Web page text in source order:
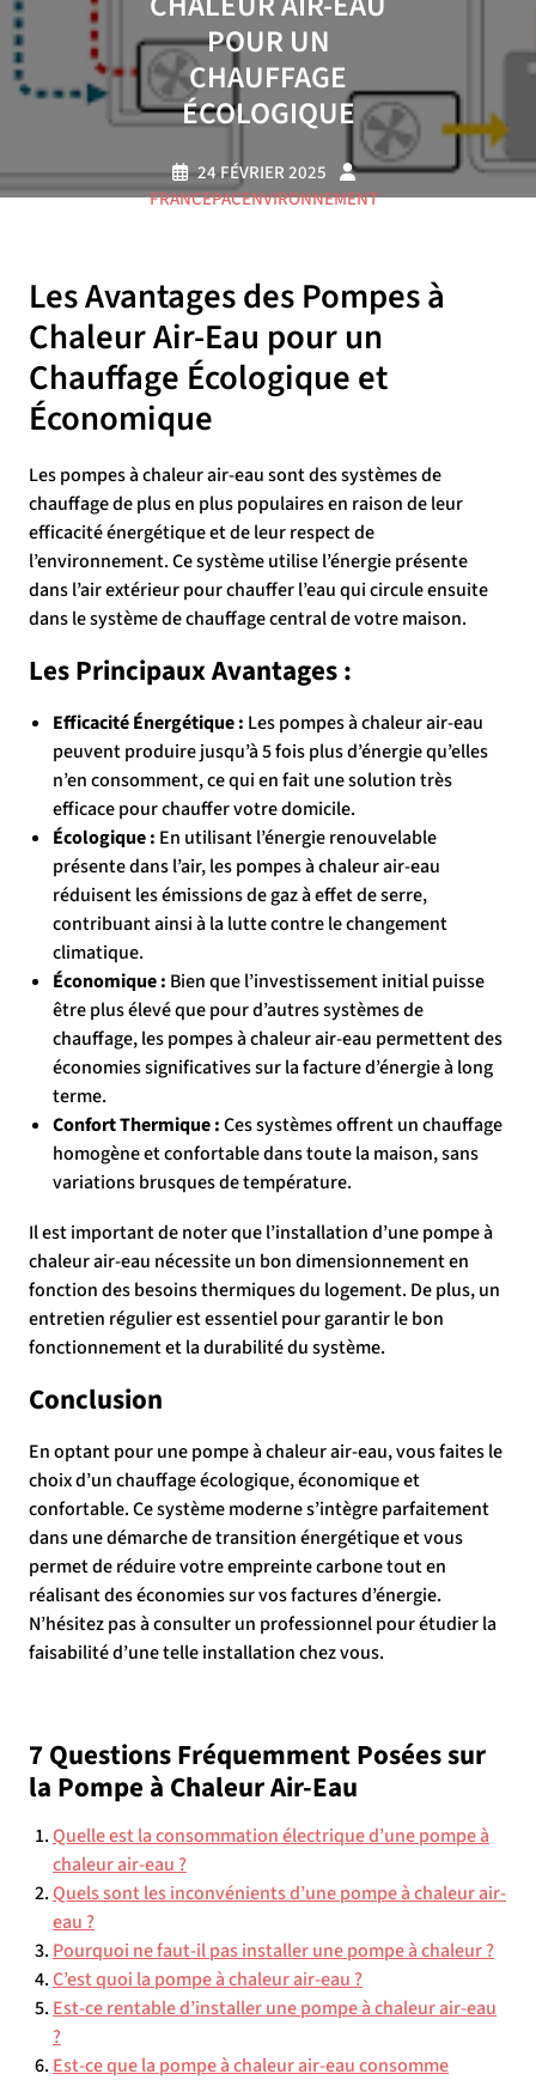
POUR UN
CHAUFFAGE
ÉCOLOGIQUE
24 FÉVRIER 2025
FRANCEPACENVIRONNEMENT
Les Avantages des Pompes à
Chaleur Air-Eau pour un
Chauffage Écologique et
Économique
Les pompes à chaleur air-eau sont des systèmes de
chauffage de plus en plus populaires en raison de leur
efficacité énergétique et de leur respect de
l’environnement. Ce système utilise l’énergie présente
dans l’air extérieur pour chauffer l’eau qui circule ensuite
dans le système de chauffage central de votre maison.
Les Principaux Avantages :
Efficacité Énergétique : Les pompes à chaleur air-eau
peuvent produire jusqu’à 5 fois plus d’énergie qu’elles
n’en consomment, ce qui en fait une solution très
efficace pour chauffer votre domicile.
Écologique : En utilisant l’énergie renouvelable
présente dans l’air, les pompes à chaleur air-eau
réduisent les émissions de gaz à effet de serre,
contribuant ainsi à la lutte contre le changement
climatique.
Économique : Bien que l’investissement initial puisse
être plus élevé que pour d’autres systèmes de
chauffage, les pompes à chaleur air-eau permettent des
économies significatives sur la facture d’énergie à long
terme.
Confort Thermique :Ces systèmes offrent un chauffage
homogène et confortable dans toute la maison, sans
variations brusques de température.
Il est important de noter que l’installation d’une pompe à
chaleur air-eau nécessite un bon dimensionnement en
fonction des besoins thermiques du logement. De plus, un
entretien régulier est essentiel pour garantir le bon
fonctionnement et la durabilité du système.
Conclusion
En optant pour une pompe à chaleur air-eau, vous faites le
choix d’un chauffage écologique, économique et
confortable. Ce système moderne s’intègre parfaitement
dans une démarche de transition énergétique et vous
permet de réduire votre empreinte carbone tout en
réalisant des économies sur vos factures d’énergie.
N’hésitez pas à consulter un professionnel pour étudier la
faisabilité d’une telle installation chez vous.
7 Questions Fréquemment Posées sur
la Pompe à Chaleur Air-Eau
Quelle est la consommation électrique d’une pompe à
chaleur air-eau ?
Quels sont les inconvénients d’une pompe à chaleur air-
eau ?
Pourquoi ne faut-il pas installer une pompe à chaleur ?
C’est quoi la pompe à chaleur air-eau ?
Est-ce rentable d’installer une pompe à chaleur air-eau
?
Est-ce que la pompe à chaleur air-eau consomme